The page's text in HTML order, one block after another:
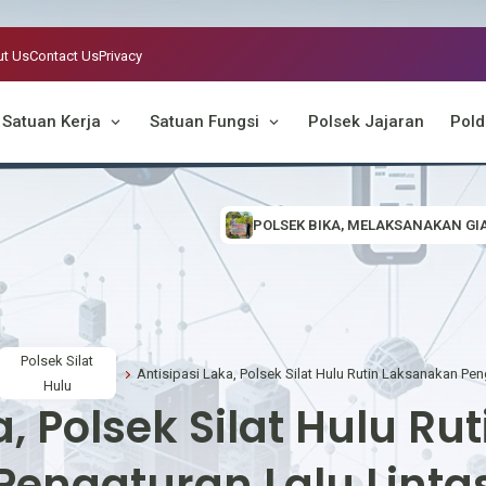
UsContact UsPrivacy
Satuan Kerja Satuan Fungsi Polsek Jajaran
POLSEK BIKA, MELAKSANAKAN GIAT SOSIALISASI DAN
Polsek Silat
Hulu
Polsek Silat Hulu